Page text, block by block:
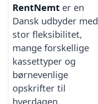
RentNemt er en
Dansk udbyder med
stor fleksibilitet,
mange forskellige
kassettyper og
børnevenlige
opskrifter til
hverdagen.